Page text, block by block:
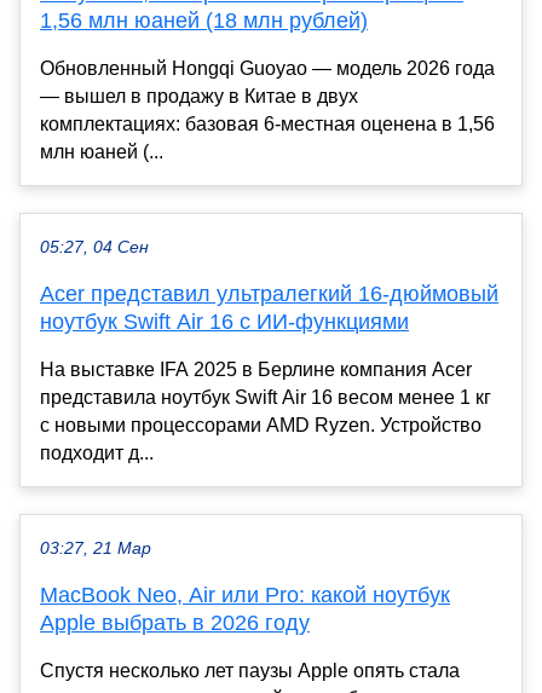
1,56 млн юаней (18 млн рублей)
Обновленный Hongqi Guoyao — модель 2026 года
— вышел в продажу в Китае в двух
комплектациях: базовая 6-местная оценена в 1,56
млн юаней (...
05:27, 04 Сен
Acer представил ультралегкий 16-дюймовый
ноутбук Swift Air 16 с ИИ-функциями
На выставке IFA 2025 в Берлине компания Acer
представила ноутбук Swift Air 16 весом менее 1 кг
с новыми процессорами AMD Ryzen. Устройство
подходит д...
03:27, 21 Мар
MacBook Neo, Air или Pro: какой ноутбук
Apple выбрать в 2026 году
Спустя несколько лет паузы Apple опять стала